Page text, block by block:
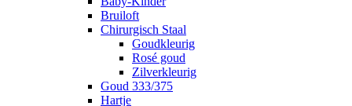
Bruiloft
Chirurgisch Staal
Goudkleurig
Rosé goud
Zilverkleurig
Goud 333/375
Hartje